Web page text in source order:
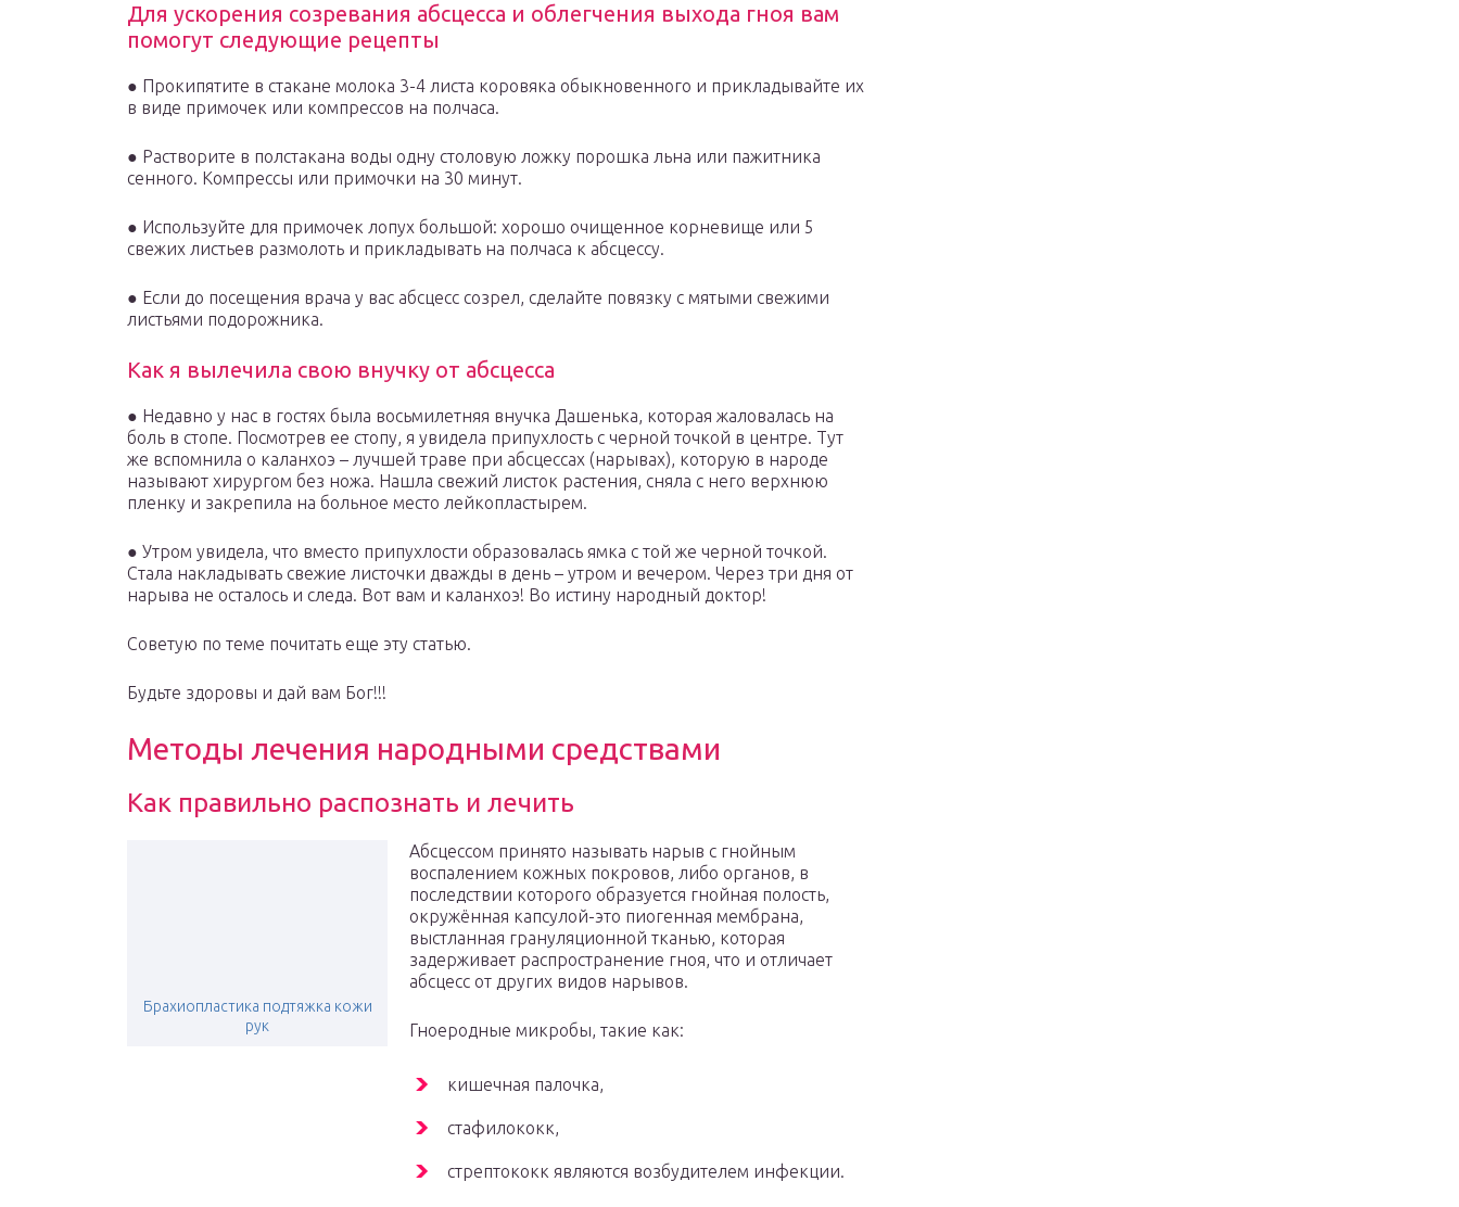
Для ускорения созревания абсцесса и облегчения выхода гноя вам
помогут следующие рецепты
● Прокипятите в стакане молока 3-4 листа коровяка обыкновенного и прикладывайте их
в виде примочек или компрессов на полчаса.
● Растворите в полстакана воды одну столовую ложку порошка льна или пажитника
сенного. Компрессы или примочки на 30 минут.
● Используйте для примочек лопух большой: хорошо очищенное корневище или 5
свежих листьев размолоть и прикладывать на полчаса к абсцессу.
● Если до посещения врача у вас абсцесс созрел, сделайте повязку с мятыми свежими
листьями подорожника.
Как я вылечила свою внучку от абсцесса
● Недавно у нас в гостях была восьмилетняя внучка Дашенька, которая жаловалась на
боль в стопе. Посмотрев ее стопу, я увидела припухлость с черной точкой в центре. Тут
же вспомнила о каланхоэ – лучшей траве при абсцессах (нарывах), которую в народе
называют хирургом без ножа. Нашла свежий листок растения, сняла с него верхнюю
пленку и закрепила на больное место лейкопластырем.
● Утром увидела, что вместо припухлости образовалась ямка с той же черной точкой.
Стала накладывать свежие листочки дважды в день – утром и вечером. Через три дня от
нарыва не осталось и следа. Вот вам и каланхоэ! Во истину народный доктор!
Советую по теме почитать еще эту статью.
Будьте здоровы и дай вам Бог!!!
Методы лечения народными средствами
Как правильно распознать и лечить
Брахиопластика подтяжка кожи
рук
Абсцессом принято называть нарыв с гнойным
воспалением кожных покровов, либо органов, в
последствии которого образуется гнойная полость,
окружённая капсулой-это пиогенная мембрана,
выстланная грануляционной тканью, которая
задерживает распространение гноя, что и отличает
абсцесс от других видов нарывов.
Гноеродные микробы, такие как:
кишечная палочка,
стафилококк,
стрептококк являются возбудителем инфекции.